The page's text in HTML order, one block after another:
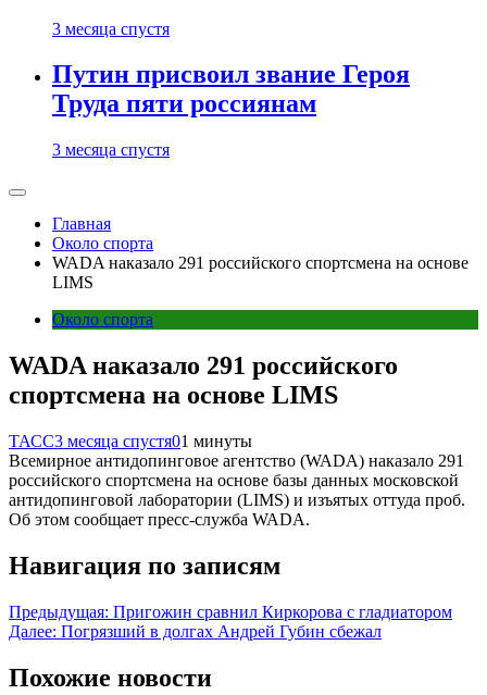
3 месяца спустя
Путин присвоил звание Героя
Труда пяти россиянам
3 месяца спустя
Главная
Около спорта
WADA наказало 291 российского спортсмена на основе
LIMS
Около спорта
WADA наказало 291 российского
спортсмена на основе LIMS
ТАСС3 месяца спустя01 минуты
Всемирное антидопинговое агентство (WADA) наказало 291
российского спортсмена на основе базы данных московской
антидопинговой лаборатории (LIMS) и изъятых оттуда проб.
Об этом сообщает пресс-служба WADA.
Навигация по записям
Предыдущая: Пригожин сравнил Киркорова с гладиатором
Далее: Погрязший в долгах Андрей Губин сбежал
Похожие новости